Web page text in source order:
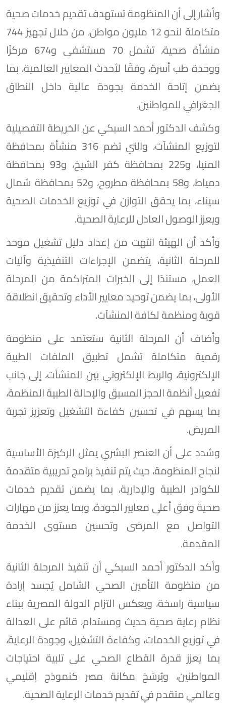
وأشار إلى أن المنظومة تستهدف تقديم خدمات صحية
متكاملة لنحو 12 مليون مواطن، من خلال تجهيز 744
منشأة صحية، تشمل 70 مستشفى و674 مركزًا
ووحدة طب أسرة، وفقًا لأحدث المعايير العالمية، بما
يضمن إتاحة الخدمة بجودة عالية داخل النطاق
الجغرافي للمواطنين.
وكشف الدكتور أحمد السبكي عن الخريطة التفصيلية
لتوزيع المنشآت، والتي تضم 316 منشأة بمحافظة
المنيا، و225 بمحافظة كفر الشيخ، و93 بمحافظة
دمياط، و58 بمحافظة مطروح، و52 بمحافظة شمال
سيناء، بما يحقق التوازن في توزيع الخدمات الصحية
ويعزز الوصول العادل للرعاية الصحية.
وأكد أن الهيئة انتهت من إعداد دليل تشغيل موحد
للمرحلة الثانية، يتضمن الإجراءات التنفيذية وآليات
العمل، مستندًا إلى الخبرات المتراكمة من المرحلة
الأولى، بما يضمن توحيد معايير الأداء وتحقيق انطلاقة
قوية ومنظمة لكافة المنشآت.
وأضاف أن المرحلة الثانية ستعتمد على منظومة
رقمية متكاملة تشمل تطبيق الملفات الطبية
الإلكترونية، والربط الإلكتروني بين المنشآت، إلى جانب
تفعيل أنظمة الحجز المسبق والإحالة الطبية المنظمة،
بما يسهم في تحسين كفاءة التشغيل وتعزيز تجربة
المريض.
وشدد على أن العنصر البشري يمثل الركيزة الأساسية
لنجاح المنظومة، حيث يتم تنفيذ برامج تدريبية متقدمة
للكوادر الطبية والإدارية، بما يضمن تقديم خدمات
صحية وفق أعلى معايير الجودة، وبما يعزز من مهارات
التواصل مع المرضى وتحسين مستوى الخدمة
المقدمة.
وأكد الدكتور أحمد السبكي أن تنفيذ المرحلة الثانية
من منظومة التأمين الصحي الشامل يُجسد إرادة
سياسية راسخة، ويعكس التزام الدولة المصرية ببناء
نظام رعاية صحية حديث ومستدام، قائم على العدالة
في توزيع الخدمات، وكفاءة التشغيل، وجودة الرعاية،
بما يعزز قدرة القطاع الصحي على تلبية احتياجات
المواطنين، ويُرسّخ مكانة مصر كنموذج إقليمي
وعالمي متقدم في تقديم خدمات الرعاية الصحية.